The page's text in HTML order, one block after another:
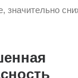
значительно